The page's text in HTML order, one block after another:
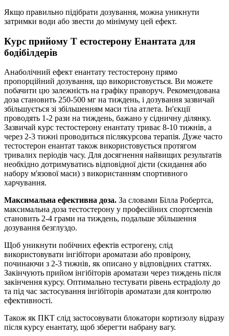
Якщо правильно підібрати дозування, можна уникнути
затримки води або звести до мінімуму цей ефект.
Курс прийому T естостерону Енантата для
бодібілдерів
Анаболічний ефект енантату тестостерону прямо
пропорційний дозування, що використовується. Ви можете
побачити цю залежність на графіку праворуч. Рекомендована
доза становить 250-500 мг на тиждень, і дозування зазвичай
збільшується зі збільшенням маси тіла атлета. Ін'єкції
проводять 1-2 рази на тиждень, бажано у сідничну ділянку.
Зазвичай курс тестостерону енантату триває 8-10 тижнів, а
через 2-3 тижні проводиться післякурсова терапія. Дуже часто
тестостерон енантат також використовується протягом
тривалих періодів часу. Для досягнення найвищих результатів
необхідно дотримуватись відповідної дієти (скидання або
набору м'язової маси) з використанням спортивного
харчування.
Максимальна ефективна доза. За словами Білла Робертса,
максимальна доза тестостерону у професійних спортсменів
становить 2-4 грами на тиждень, подальше збільшення
дозування безглуздо.
Щоб уникнути побічних ефектів естрогену, слід
використовувати інгібітори ароматази або провірону,
починаючи з 2-3 тижнів, як описано у відповідних статтях.
Закінчують прийом інгібіторів ароматази через тиждень після
закінчення курсу. Оптимально тестувати рівень естрадіолу до
та під час застосування інгібіторів ароматази для контролю
ефективності.
Також як ПКТ слід застосовувати блокатори кортизолу відразу
після курсу енантату, щоб зберегти набрану вагу.